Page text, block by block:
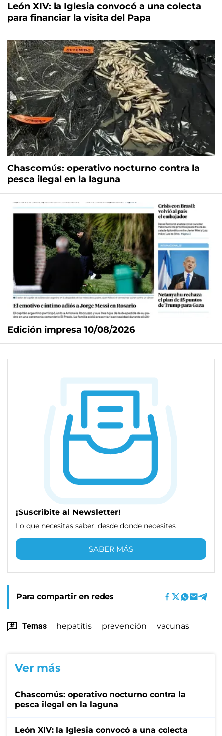
León XIV: la Iglesia convocó a una colecta
para financiar la visita del Papa
Chascomús: operativo nocturno contra la
pesca ilegal en la laguna
Edición impresa 10/08/2026
¡Suscribite al Newsletter!
Lo que necesitas saber, desde donde necesites
SABER MÁS
Para compartir en redes
Temas hepatitis prevención vacunas
Ver más
Chascomús: operativo nocturno contra la
pesca ilegal en la laguna
León XIV: la Iglesia convocó a una colecta